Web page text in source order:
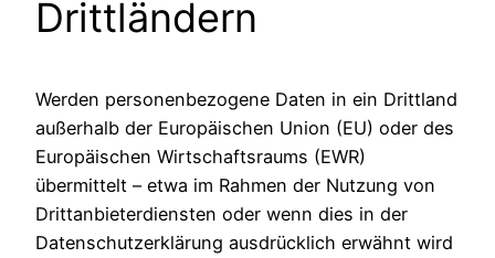
Drittländern
Werden personenbezogene Daten in ein Drittland
außerhalb der Europäischen Union (EU) oder des
Europäischen Wirtschaftsraums (EWR)
übermittelt – etwa im Rahmen der Nutzung von
Drittanbieterdiensten oder wenn dies in der
Datenschutzerklärung ausdrücklich erwähnt wird